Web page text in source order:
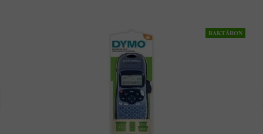
RAKTÁRON